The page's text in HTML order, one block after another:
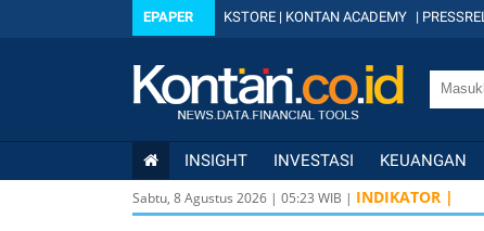
EPAPER KSTORE | KONTAN ACADEMY |
INSIGHT INVESTASI KEUANGAN
Sabtu, 8 Agustus 2026 | 05:23 WIB | INDIKATOR |